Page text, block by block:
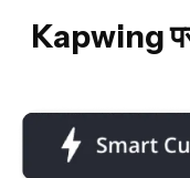
Kapwing